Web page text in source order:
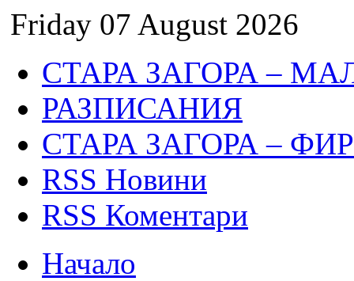
Friday 07 August 2026
СТАРА ЗАГОРА –
РАЗПИСАНИЯ
СТАРА ЗАГОРА –
RSS Новини
RSS Коментари
Начало